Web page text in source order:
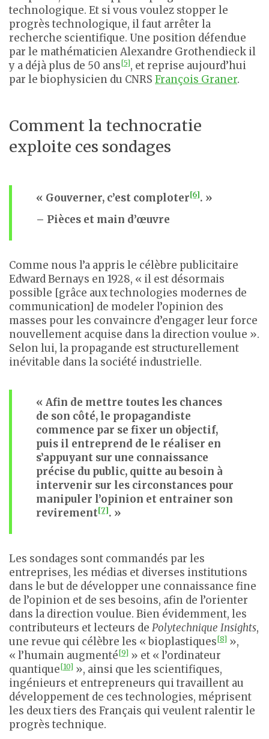
technologique. Et si vous voulez stopper le
progrès technologique, il faut arrêter la
recherche scientifique. Une position défendue
par le mathématicien Alexandre Grothendieck il
y a déjà plus de 50 ans[5], et reprise aujourd’hui
par le biophysicien du CNRS François Graner.
Comment la technocratie
exploite ces sondages
« Gouverner, c’est comploter[6]. »
– Pièces et main d’œuvre
Comme nous l’a appris le célèbre publicitaire
Edward Bernays en 1928, « il est désormais
possible [grâce aux technologies modernes de
communication] de modeler l’opinion des
masses pour les convaincre d’engager leur force
nouvellement acquise dans la direction voulue ».
Selon lui, la propagande est structurellement
inévitable dans la société industrielle.
« Afin de mettre toutes les chances
de son côté, le propagandiste
commence par se fixer un objectif,
puis il entreprend de le réaliser en
s’appuyant sur une connaissance
précise du public, quitte au besoin à
intervenir sur les circonstances pour
manipuler l’opinion et entrainer son
revirement[7]. »
Les sondages sont commandés par les
entreprises, les médias et diverses institutions
dans le but de développer une connaissance fine
de l’opinion et de ses besoins, afin de l’orienter
dans la direction voulue. Bien évidemment, les
contributeurs et lecteurs de Polytechnique Insights,
une revue qui célèbre les « bioplastiques[8] »,
« l’humain augmenté[9] » et « l’ordinateur
quantique[10] », ainsi que les scientifiques,
ingénieurs et entrepreneurs qui travaillent au
développement de ces technologies, méprisent
les deux tiers des Français qui veulent ralentir le
progrès technique.